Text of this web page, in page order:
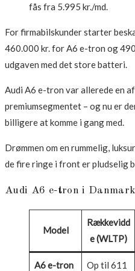
fås fra 5.995 kr./md.
For firmabilskunder starter
460.000 kr. for A6 e-tron og
udgaven med det store batteri.
Audi A6 e-tron var allerede en
premiumsegmentet – og nu er
billigere at komme i gang med.
Drømmen om en rummelig,
de fire ringe i front er pludselig
Audi A6 e-tron i Danmark
Model
Rækkevidd
e (WLTP)
A6 e-tron
Op til 611